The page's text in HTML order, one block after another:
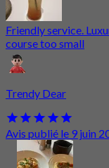
Friendly service.
course too small
Trendy Dear
Avis publié le 9 juin